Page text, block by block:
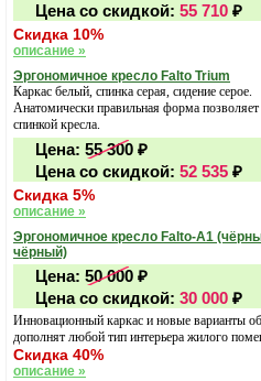
Цена со скидкой: 55 710 ₽
Скидка 10%
описание »
Эргономичное кресло Falto Trium
Каркас белый, спинка серая, сидение серое.
Анатомически правильная форма позволяет
спинкой кресла.
Цена: 55 300 ₽
Цена со скидкой: 52 535 ₽
Скидка 5%
описание »
Эргономичное кресло Falto-А1
чёрный)
Цена: 50 000 ₽
Цена со скидкой: 30 000 ₽
Инновационный каркас и новые варианты
дополнят любой тип интерьера жилого
Скидка 40%
описание »